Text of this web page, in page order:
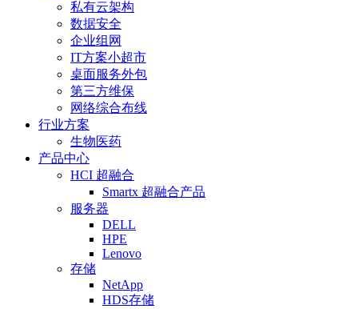
私有云架构
数据安全
企业组网
IT方案小超市
桌面服务外包
第三方维保
网络综合布线
行业方案
生物医药
产品中心
HCI 超融合
Smartx 超融合产品
服务器
DELL
HPE
Lenovo
存储
NetApp
HDS存储